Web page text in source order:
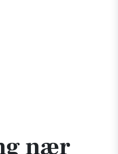
kl. 07:39
nær